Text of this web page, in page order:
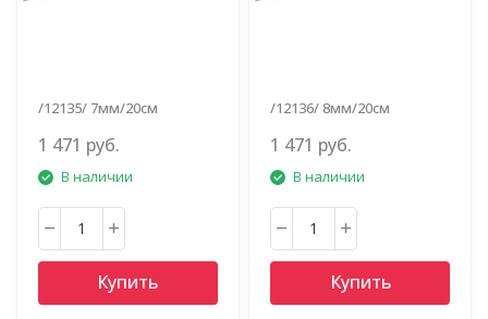
/12135/ 7мм/20см
1 471 руб.
В наличии
Купить
/12136/ 8мм/20см
1 471 руб.
В наличии
Купить